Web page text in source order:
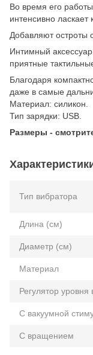
Во время его
интенсивно ласкает
Добавляют
Интимный
приятные
Благодаря
даже в самые
Материал: силикон.
Тип зарядки: USB.
Размеры -
Тип вибратора
Длина (см)
Диаметр (см)
Материал
Регулятор уровня
С вакуумной
С вращением